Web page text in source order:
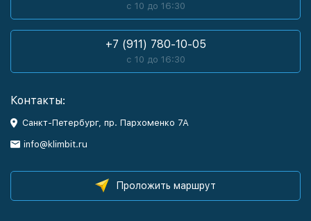
с 10 до 16:30
+7 (911) 780-10-05
с 10 до 16:30
Контакты:
Санкт-Петербург, пр. Пархоменко 7А
info@klimbit.ru
Проложить маршрут